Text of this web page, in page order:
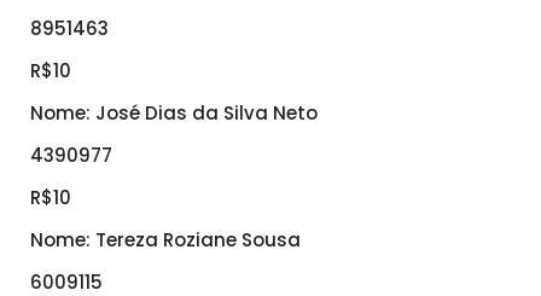
8951463
R$10
Nome: José Dias da Silva Neto
4390977
R$10
Nome: Tereza Roziane Sousa
6009115